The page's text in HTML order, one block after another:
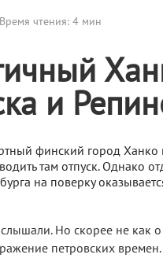
Время чтения: 4 мин
и
финский город Ханко
там отпуск. Однако
на поверку
Но скорее не как
петровских